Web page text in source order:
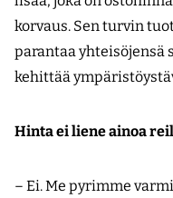
korvaus. Sen turvin
parantaa yhteisöjensä
kehittää
Hinta ei liene ainoa
– Ei. Me pyrimme